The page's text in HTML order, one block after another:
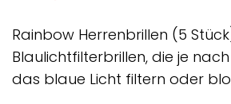
Rainbow Herrenbrillen (5
Blaulichtfilterbrillen, die je
das blaue Licht filtern oder